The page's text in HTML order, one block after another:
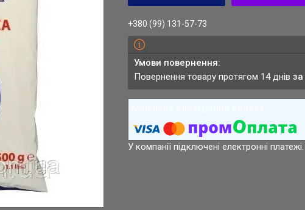
+380 (99) 131-57-73
повернення товару протягом 14 днів
У компанії підключені електронні